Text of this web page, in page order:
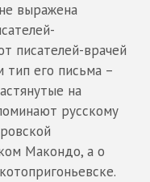
выражена
писателей-врачей
тип его письма –
на
русскому
Макондо, а о